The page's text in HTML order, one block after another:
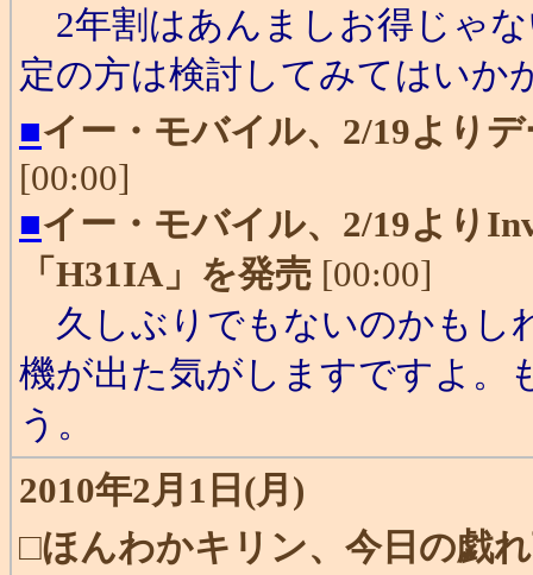
2年割はあんましお得じゃ
定の方は検討してみてはいか
■イー・モバイル、2/19より
[00:00]
■イー・モバイル、2/19より
「H31IA」を発売 [00:00]
久しぶりでもないのかもし
機が出た気がしますですよ。
う。
2010年2月1日(月)
□ほんわかキリン、今日の戯